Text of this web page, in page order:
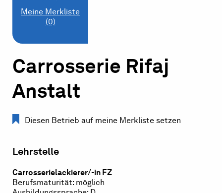
Carrosserie Rifaj
Anstalt
Diesen Betrieb auf meine Merkliste setzen
Lehrstelle
Carrosserielackierer/-in FZ
Berufsmaturität: möglich
Meine Merkliste
(0)